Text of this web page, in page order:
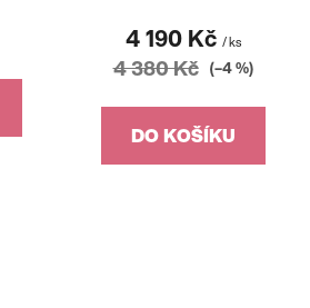
4 190 Kč / ks
4 380 Kč (–4 %)
DO KOŠÍKU